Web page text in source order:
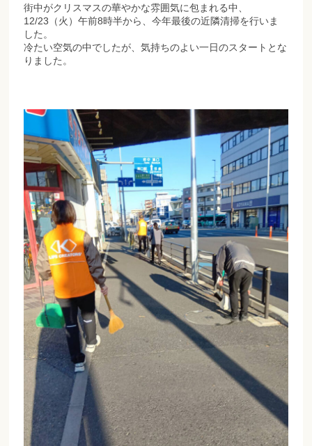
街中がクリスマスの華やかな雰囲気に包まれる中、
12/23（火）午前8時半から、今年最後の近隣清掃を行いま
した。
冷たい空気の中でしたが、気持ちのよい一日のスタートとな
りました。